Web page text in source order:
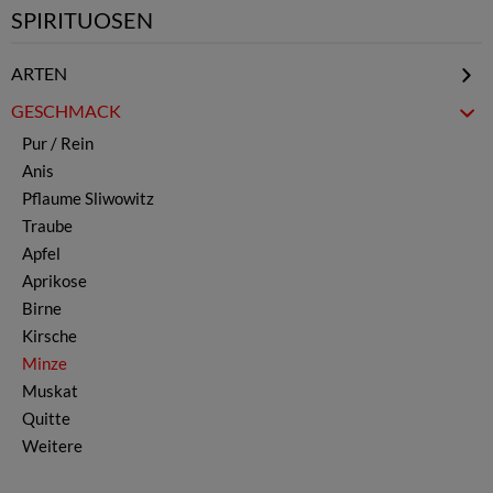
SPIRITUOSEN
ARTEN
Mastika & Menta
Brandy - Weinbrand
Rakija
Likör
Whisky
Vodka
Rum
Gin
Ouzo
GESCHMACK
Pur / Rein
Anis
Pflaume Sliwowitz
Traube
Apfel
Aprikose
Birne
Kirsche
Minze
Muskat
Quitte
Weitere